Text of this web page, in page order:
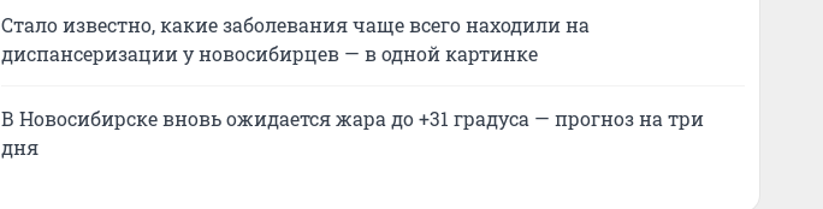
Стало известно, какие заболевания чаще всего находили на
диспансеризации у новосибирцев — в одной картинке
В Новосибирске вновь ожидается жара до +31 градуса — прогноз на три
дня